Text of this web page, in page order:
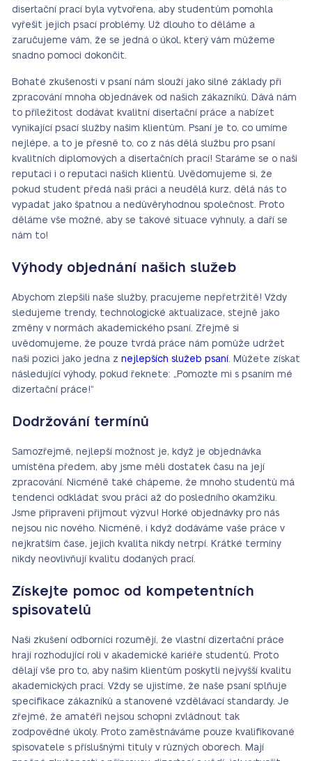
disertační prací byla vytvořena, aby studentům pomohla
vyřešit jejich psací problémy. Už dlouho to děláme a
zaručujeme vám, že se jedná o úkol, který vám můžeme
snadno pomoci dokončit.
Bohaté zkušenosti v psaní nám slouží jako silné základy při
zpracování mnoha objednávek od našich zákazníků. Dává nám
to příležitost dodávat kvalitní disertační práce a nabízet
vynikající psací služby našim klientům. Psaní je to, co umíme
nejlépe, a to je přesně to, co z nás dělá službu pro psaní
kvalitních diplomových a disertačních prací! Staráme se o naši
reputaci i o reputaci našich klientů. Uvědomujeme si, že
pokud student předá naši práci a neudělá kurz, dělá nás to
vypadat jako špatnou a nedůvěryhodnou společnost. Proto
děláme vše možné, aby se takové situace vyhnuly, a daří se
nám to!
Výhody objednání našich služeb
Abychom zlepšili naše služby, pracujeme nepřetržitě! Vždy
sledujeme trendy, technologické aktualizace, stejně jako
změny v normách akademického psaní. Zřejmě si
uvědomujeme, že pouze tvrdá práce nám pomůže udržet
naši pozici jako jedna z nejlepších služeb psaní. Můžete získat
následující výhody, pokud řeknete: „Pomozte mi s psaním mé
dizertační práce!“
Dodržování termínů
Samozřejmě, nejlepší možnost je, když je objednávka
umístěna předem, aby jsme měli dostatek času na její
zpracování. Nicméně také chápeme, že mnoho studentů má
tendenci odkládat svou práci až do posledního okamžiku.
Jsme připraveni přijmout výzvu! Horké objednávky pro nás
nejsou nic nového. Nicméně, i když dodáváme vaše práce v
nejkratším čase, jejich kvalita nikdy netrpí. Krátké termíny
nikdy neovlivňují kvalitu dodaných prací.
Získejte pomoc od kompetentních
spisovatelů
Naši zkušení odborníci rozumějí, že vlastní dizertační práce
hrají rozhodující roli v akademické kariéře studentů. Proto
dělají vše pro to, aby našim klientům poskytli nejvyšší kvalitu
akademických prací. Vždy se ujistíme, že naše psaní splňuje
specifikace zákazníků a stanovené vzdělávací standardy. Je
zřejmé, že amatéři nejsou schopni zvládnout tak
zodpovědné úkoly. Proto zaměstnáváme pouze kvalifikované
spisovatele s příslušnými tituly v různých oborech. Mají